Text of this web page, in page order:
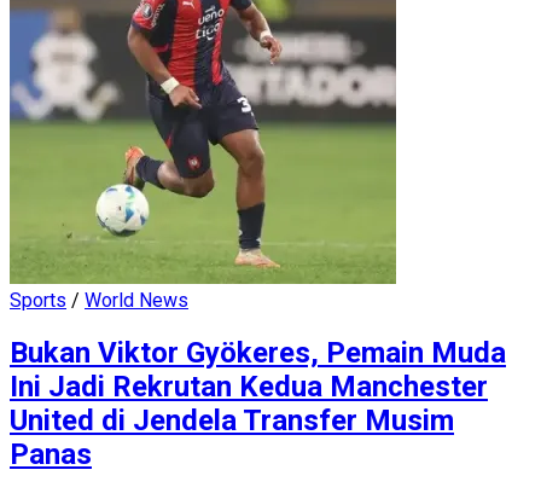
Sports / World News
Bukan Viktor Gyökeres, Pemain Muda
Ini Jadi Rekrutan Kedua Manchester
United di Jendela Transfer Musim
Panas